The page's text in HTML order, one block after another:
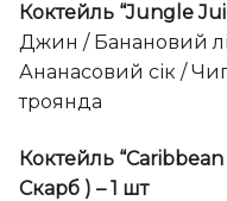
Коктейль “Jungle
Джин / Банановий
Ананасовий сік /
троянда
Коктейль
Скарб ) – 1 шт